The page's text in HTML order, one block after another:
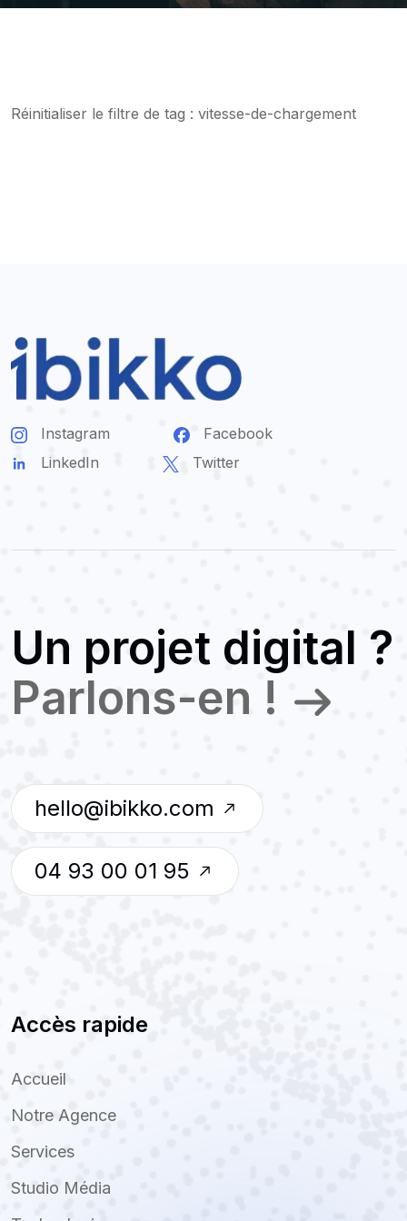
Réinitialiser le filtre de tag : vitesse-de-chargement
Instagram
Facebook
LinkedIn
Twitter
Un projet digital ?
Parlons-en !
hello@ibikko.com
04 93 00 01 95
Accès rapide
Accueil
Notre Agence
Services
Studio Média